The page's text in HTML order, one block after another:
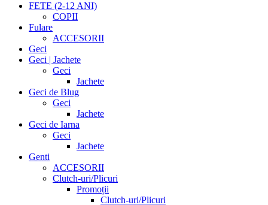
FETE (2-12 ANI)
COPII
Fulare
ACCESORII
Geci
Geci | Jachete
Geci
Jachete
Geci de Blug
Geci
Jachete
Geci de Iarna
Geci
Jachete
Genti
ACCESORII
Clutch-uri/Plicuri
Promoții
Clutch-uri/Plicuri